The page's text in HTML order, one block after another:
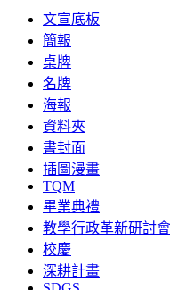
文宣底板
簡報
桌牌
名牌
海報
資料夾
書封面
插圖漫畫
TQM
畢業典禮
教學行政革新研討會
校慶
深耕計畫